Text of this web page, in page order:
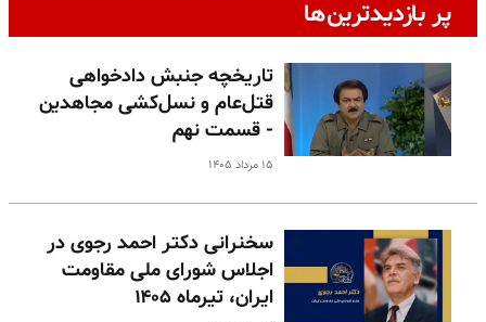
پر بازدیدترین‌ها
تاریخچه جنبش دادخواهی
قتل‌عام و نسل‌کشی مجاهدین
- قسمت نهم
۱۵ مرداد ۱۴۰۵
سخنرانی دکتر احمد رجوی در
اجلاس شورای ملی مقاومت
ایران، تیرماه ۱۴۰۵